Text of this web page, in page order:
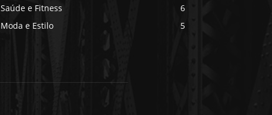
Saúde e Fitness
6
Moda e Estilo
5